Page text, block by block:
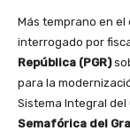
Más temprano en el
interrogado por
República (PGR)
para la
Sistema Integral del
Semafórica del